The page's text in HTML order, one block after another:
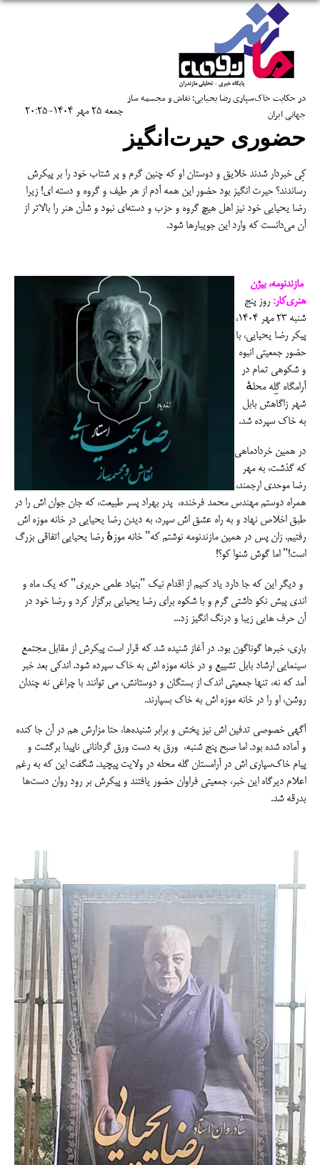
جمعه 25 مهر 1404-20:25
در حکایت خاک‌سپاری رضا یحیایی؛ نقاش و مجسمه ساز
جهانی ایران
حضوری حیرت‌انگیز
کِی خبردار شدند خلایق و دوستان او که چنین گرم و پر شتاب خود را بر پیکرش
رساندند؟ حیرت انگیز بود حضور این همه آدم از هر طیف و گروه و دسته ای! زیرا
رضا یحیایی خود نیز اهل هیچ گروه و حزب و دسته‌ای نبود و شأن هنر را بالاتر از
آن می‌دانست که وارد این جویبارها شود.
مازندنومه، بیژن
هنر‌ی‌کار: روز پنج
شنبه ۲۳ مهر ۱۴۰۴،
پیکر رضا یحیایی، با
حضور جمعیتی انبوه
و شکوهی تمام در
آرامگاه گِلِه محلهٔ
شهر زا‌گاهش بابل
به خاک سپرده شد.
در همین خردادماهی
که گذشت، به مهر
رضا موحدی ارجمند،
همراه دوستم مهندس محمد فرخنده، پدر بهراد پسر طبیعت، که جان جوان اش را در
طبق اخلاص نهاد و به راه عشق اش سپرد، به دیدن رضا یحیایی در خانه موزه اش
رفتیم. زان پس در همین مازندنومه نوشتم که" خانه موزهٔ رضا یحیایی اتفاقی بزرگ
است!" اما گوش شنوا کو؟!
و دیگر این که جا دارد یاد کنیم از اقدام نیک "بنیاد علمی حریری" که یک ماه و
اندی پیش نکو داشتی گرم و با شکوه برای رضا یحیایی برگزار کرد و رضا خود در
آن حرف هایی زیبا و درنگ انگیز زد...
باری، خبرها گوناگون بود. در آغاز شنیده شد که قرار است پیکرش از مقابل مجتمع
سینمایی ارشاد بابل تشییع و در خانه موزه اش به خاک سپرده شود. اندکی بعد خبر
آمد که نه، تنها جمعیتی اندک از بستگان و دوستانش، می توانند با چراغی نه چندان
روشن، او را در خانه موزه اش به خاک بسپارند.
آگهی خصوصی تدفین اش نیز پخش و برابر شنیده‌ها، حتا مزارش هم در آن جا کنده
و آماده شده بود. اما صبح پنج شنبه، ورق به دست ورق گردانانی ناپیدا برگشت و
پیام خاک‌سپاری اش در آرامستان گله محله در ولایت پیچید. شگفت این که به رغم
اعلام دیرگاه این خبر، جمعیتی فراوان حضور یافتند و پیکرش بر رود روان دست‌ها
بدرقه شد.